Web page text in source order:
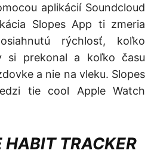
aplikácií Soundcloud
Slopes App ti zmeria
rýchlosť, koľko
si prekonal a koľko času
a nie na vleku. Slopes
tie cool Apple Watch
HABIT TRACKER